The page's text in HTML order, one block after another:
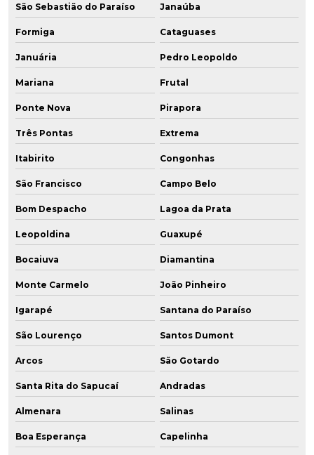
São Sebastião do Paraíso Janaúba
Formiga Cataguases
Januária Pedro Leopoldo
Mariana Frutal
Ponte Nova Pirapora
Três Pontas Extrema
Itabirito Congonhas
São Francisco Campo Belo
Bom Despacho Lagoa da Prata
Leopoldina Guaxupé
Bocaiuva Diamantina
Monte Carmelo João Pinheiro
Igarapé Santana do Paraíso
São Lourenço Santos Dumont
Arcos São Gotardo
Santa Rita do Sapucaí Andradas
Almenara Salinas
Boa Esperança Capelinha